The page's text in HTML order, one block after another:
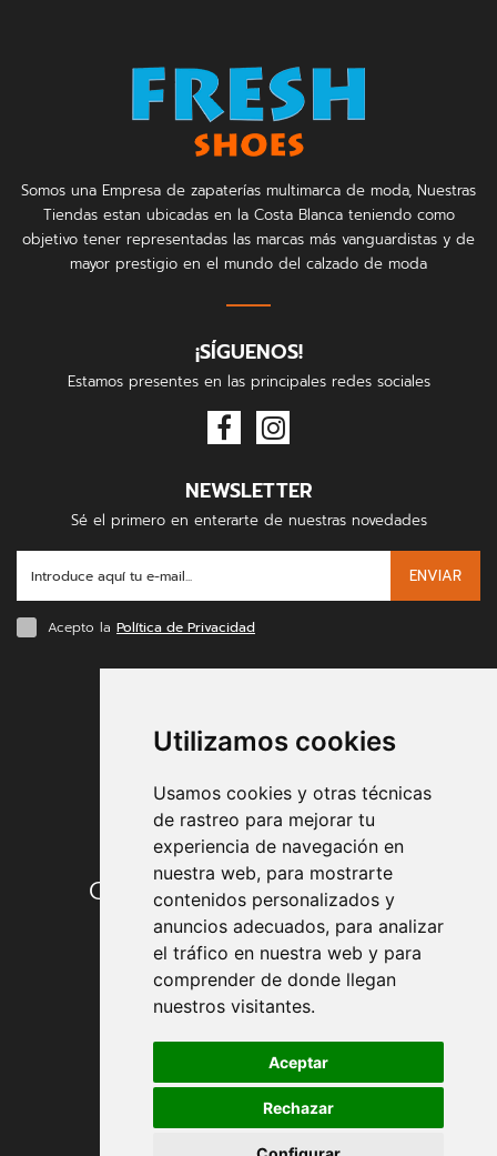
Utilizamos cookies
Usamos cookies y otras técnicas
de rastreo para mejorar tu
experiencia de navegación en
nuestra web, para mostrarte
contenidos personalizados y
anuncios adecuados, para analizar
el tráfico en nuestra web y para
comprender de donde llegan
nuestros visitantes.
Aceptar
Rechazar
Somos una Empresa de zapaterías multimarca de moda, Nuestras
Tiendas estan ubicadas en la Costa Blanca teniendo como
objetivo tener representadas las marcas más vanguardistas y de
mayor prestigio en el mundo del calzado de moda
¡SÍGUENOS!
Estamos presentes en las principales redes sociales
NEWSLETTER
Sé el primero en enterarte de nuestras novedades
ENVIAR
Acepto la Política de Privacidad
Condiciones de contratación
Envío y entrega
Devoluciones
Formas de pago
Política de Privacidad